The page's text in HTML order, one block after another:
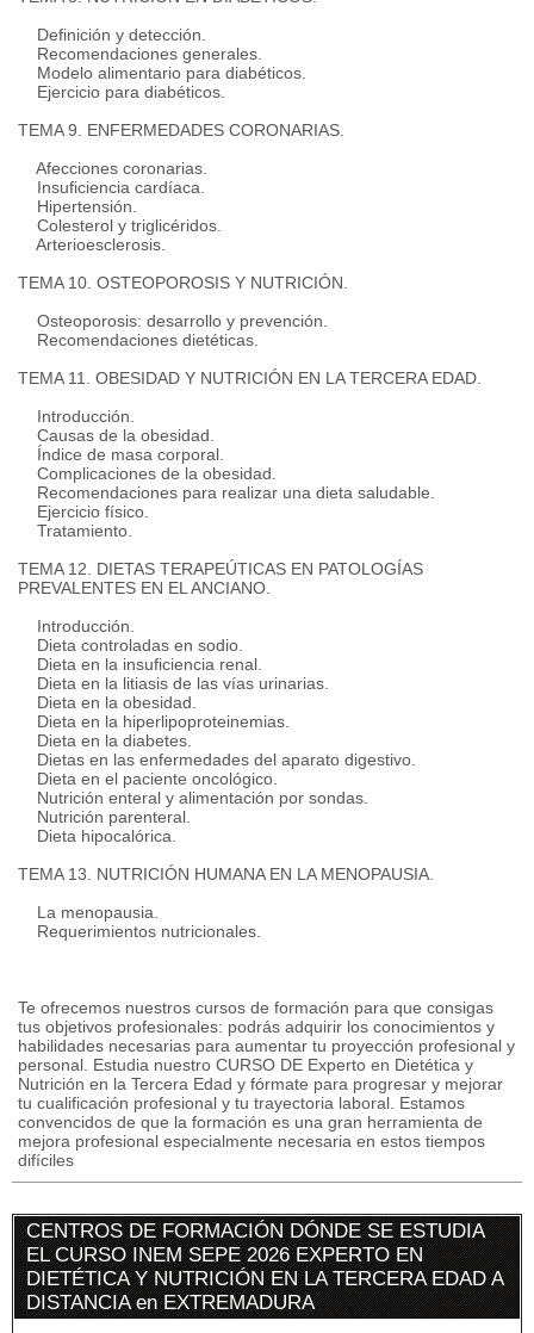
Definición y detección.
Recomendaciones generales.
Modelo alimentario para diabéticos.
Ejercicio para diabéticos.
TEMA 9. ENFERMEDADES CORONARIAS.
Afecciones coronarias.
Insuficiencia cardíaca.
Hipertensión.
Colesterol y triglicéridos.
Arterioesclerosis.
TEMA 10. OSTEOPOROSIS Y NUTRICIÓN.
Osteoporosis: desarrollo y prevención.
Recomendaciones dietéticas.
TEMA 11. OBESIDAD Y NUTRICIÓN EN LA TERCERA EDAD.
Introducción.
Causas de la obesidad.
Índice de masa corporal.
Complicaciones de la obesidad.
Recomendaciones para realizar una dieta saludable.
Ejercicio físico.
Tratamiento.
TEMA 12. DIETAS TERAPEÚTICAS EN PATOLOGÍAS
PREVALENTES EN EL ANCIANO.
Introducción.
Dieta controladas en sodio.
Dieta en la insuficiencia renal.
Dieta en la litiasis de las vías urinarias.
Dieta en la obesidad.
Dieta en la hiperlipoproteinemias.
Dieta en la diabetes.
Dietas en las enfermedades del aparato digestivo.
Dieta en el paciente oncológico.
Nutrición enteral y alimentación por sondas.
Nutrición parenteral.
Dieta hipocalórica.
TEMA 13. NUTRICIÓN HUMANA EN LA MENOPAUSIA.
La menopausia.
Requerimientos nutricionales.
Te ofrecemos nuestros cursos de formación para que consigas
tus objetivos profesionales: podrás adquirir los conocimientos y
habilidades necesarias para aumentar tu proyección profesional y
personal. Estudia nuestro CURSO DE Experto en Dietética y
Nutrición en la Tercera Edad y fórmate para progresar y mejorar
tu cualificación profesional y tu trayectoria laboral. Estamos
convencidos de que la formación es una gran herramienta de
mejora profesional especialmente necesaria en estos tiempos
difíciles
CENTROS DE FORMACIÓN DÓNDE SE ESTUDIA
EL CURSO INEM SEPE 2026 EXPERTO EN
DIETÉTICA Y NUTRICIÓN EN LA TERCERA EDAD A
DISTANCIA en EXTREMADURA